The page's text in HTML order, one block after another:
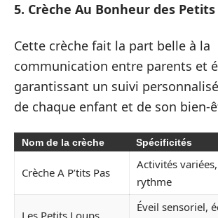
5. Crèche Au Bonheur des Petits
Cette crèche fait la part belle à la
communication entre parents et
garantissant un suivi
de chaque enfant et de son bien-
Nom de la crèche Spécificités
Crèche A P’tits Pas
Activités
rythme
Éveil sensoriel,